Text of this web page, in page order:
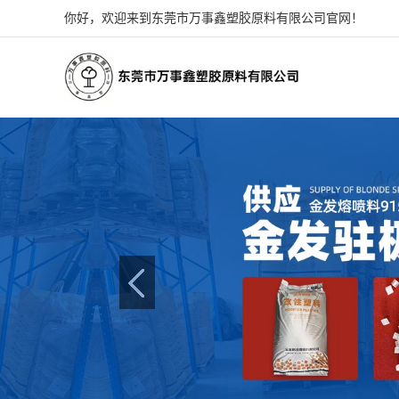
你好，欢迎来到东莞市万事鑫塑胶原料有限公司官网！